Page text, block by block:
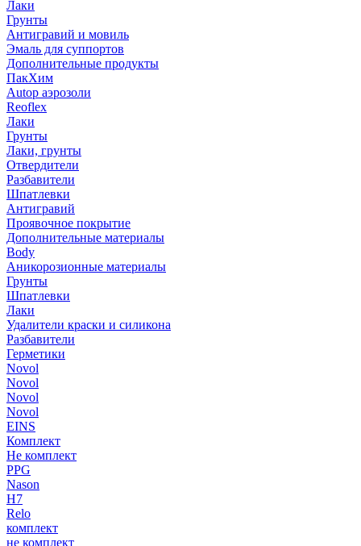
Лаки
Грунты
Антигравий и мовиль
Эмаль для суппортов
Дополнительные продукты
ПакХим
Autop аэрозоли
Reoflex
Лаки
Грунты
Лаки, грунты
Отвердители
Разбавители
Шпатлевки
Антигравий
Проявочное покрытие
Дополнительные материалы
Body
Аникорозионные материалы
Грунты
Шпатлевки
Лаки
Удалители краски и силикона
Разбавители
Герметики
Novol
Novol
Novol
Novol
EINS
Комплект
Не комплект
PPG
Nason
H7
Relo
комплект
не комплект